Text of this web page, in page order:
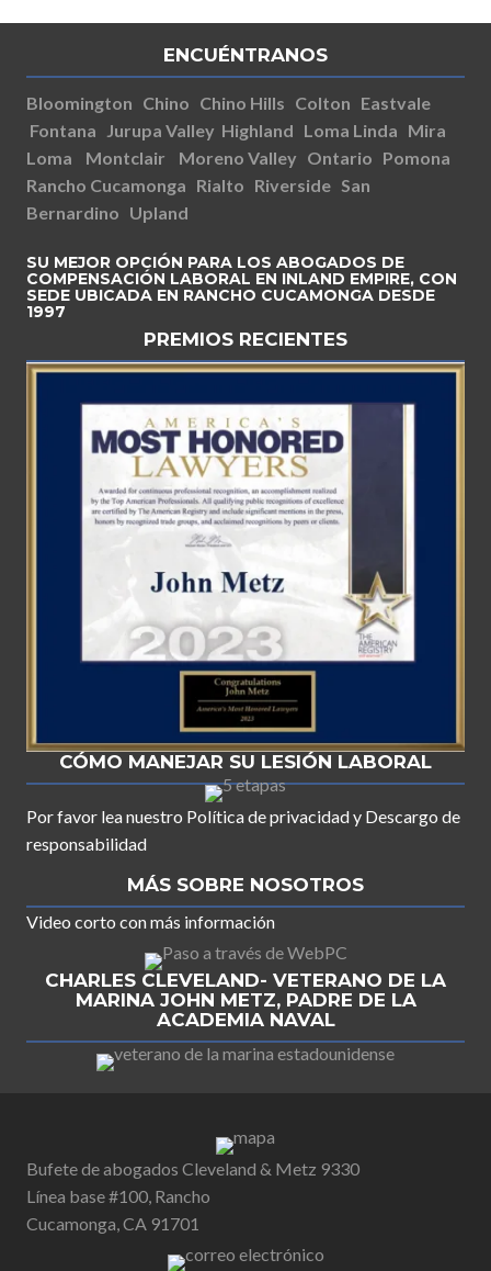
ENCUÉNTRANOS
Bloomington Chino Chino Hills Colton Eastvale
Fontana Jurupa Valley Highland Loma Linda Mira
Loma
Montclair Moreno Valley Ontario Pomona
Rancho Cucamonga Rialto Riverside San
Bernardino Upland
SU MEJOR OPCIÓN PARA LOS ABOGADOS DE
COMPENSACIÓN LABORAL EN INLAND EMPIRE, CON
SEDE UBICADA EN RANCHO CUCAMONGA DESDE
1997
PREMIOS RECIENTES
CÓMO MANEJAR SU LESIÓN LABORAL
Por favor lea nuestro Política de privacidady Descargo de
responsabilidad
MÁS SOBRE NOSOTROS
Video corto con más información
CHARLES CLEVELAND- VETERANO DE LA
MARINA JOHN METZ, PADRE DE LA
ACADEMIA NAVAL
Bufete de abogados Cleveland & Metz 9330
Línea base #100, Rancho
Cucamonga, CA 91701